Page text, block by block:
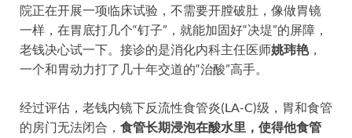
院正在开展一项临床试验，不需要开膛破肚，像做胃镜
一样，在胃底打几个“钉子”，就能加固好“决堤”的屏障，
老钱决心试一下。 接诊的是消化内科主任医师姚玮艳，
一个和胃动力打了几十年交道的“治酸”高手。
经过评估，老钱内镜下反流性食管炎(LA-C)级，胃和食管
的房门无法闭合， 食管长期浸泡在酸水里，使得他食管